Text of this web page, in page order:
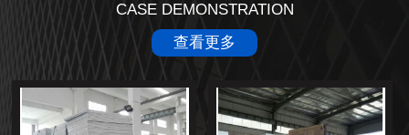
CASE DEMONSTRATION
查看更多